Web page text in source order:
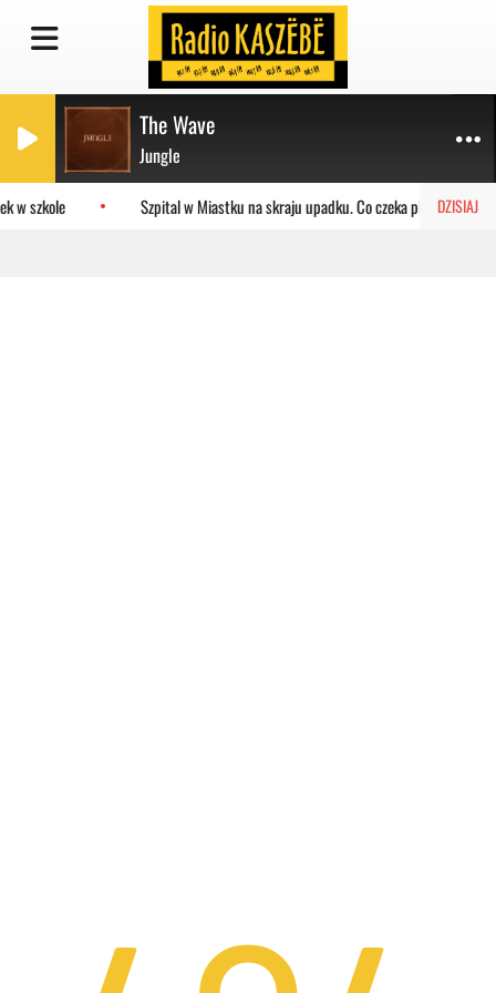
The Wave
Jungle
DZISIAJ
w szkole Szpital w Miastku na skraju upadku. Co czeka placówkę?